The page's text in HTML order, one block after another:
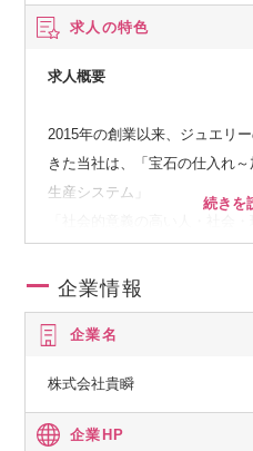
求人の特色
求人概要
2015年の創業以来、ジュエリ
きた当社は、「宝石の仕入れ
生産システム」
「世界一質が高い」と言われ
に輸出するため、
までに確立していきます。
企業情報
企業名
株式会社貴瞬
企業HP